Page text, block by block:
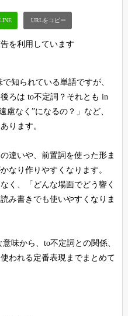
を利用しています
知られている単語ですが、
ろは to不定詞？それとも in
慮なく”になるの？」など、
ります。
違いや、前置詞を使った形ま
なり作りやすくなります。
く、「どんな場面でどう響く
み書きでも使いやすくなりま
味から、to不定詞との関係、
われる定番表現までまとめて